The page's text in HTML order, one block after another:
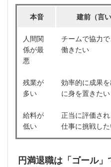
本音 建前（言い
人間関
係が最
悪
チームで協力
働きたい
残業が
多い
効率的に成果
に身を置きたい
給料が
低い
正当に評価さ
仕事に挑戦し
円満退職は「ゴール」